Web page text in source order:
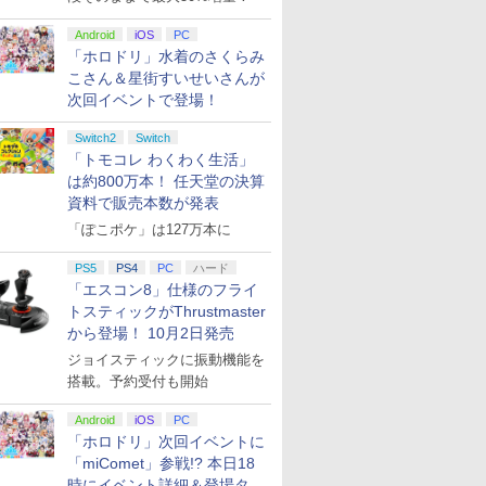
Android iOS PC
「ホロドリ」水着のさくらみ
こさん＆星街すいせいさんが
次回イベントで登場！
Switch2 Switch
「トモコレ わくわく生活」
は約800万本！ 任天堂の決算
資料で販売本数が発表
「ぽこポケ」は127万本に
PS5 PS4 PC ハード
「エスコン8」仕様のフライ
トスティックがThrustmaster
から登場！ 10月2日発売
ジョイスティックに振動機能を
搭載。予約受付も開始
Android iOS PC
「ホロドリ」次回イベントに
「miComet」参戦!? 本日18